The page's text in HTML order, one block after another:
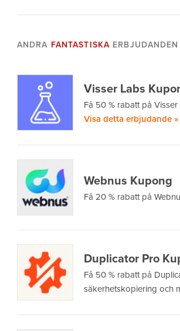
ANDRA FANTASTISKA ERBJUDANDEN
Visser Labs
Få 50 % rabatt på
Visa detta erbjudande »
Webnus Kupong
Få 20 % rabatt på
Duplicator Pro
Få 50 % rabatt på
säkerhetskopiering och